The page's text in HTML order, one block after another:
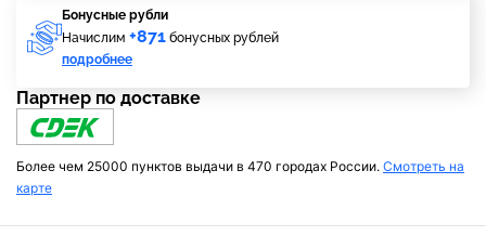
Бонусные рубли
Начислим +871 бонусных рублей
подробнее
Партнер по доставке
Более чем 25000 пунктов выдачи в 470 городах России. Смотреть на
карте